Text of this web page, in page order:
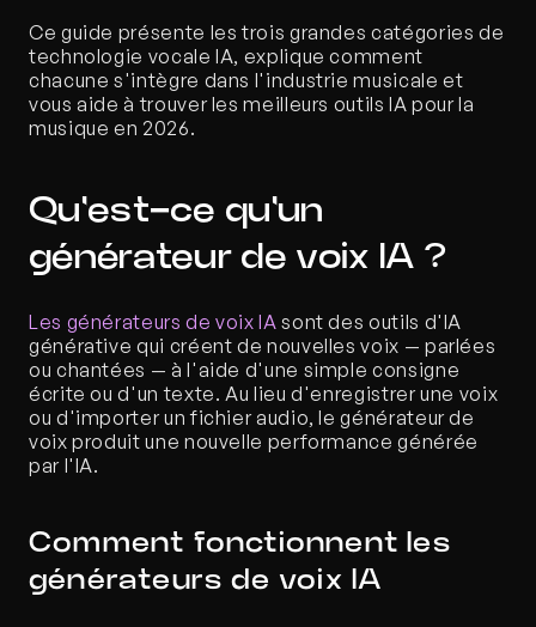
Ce guide présente les trois grandes catégories de
technologie vocale IA, explique comment
chacune s'intègre dans l'industrie musicale et
vous aide à trouver les meilleurs outils IA pour la
musique en 2026.
Qu'est-ce qu'un
générateur de voix IA ?
Les générateurs de voix IA sont des outils d'IA
générative qui créent de nouvelles voix — parlées
ou chantées — à l'aide d'une simple consigne
écrite ou d'un texte. Au lieu d'enregistrer une voix
ou d'importer un fichier audio, le générateur de
voix produit une nouvelle performance générée
par l'IA.
Comment fonctionnent les
générateurs de voix IA